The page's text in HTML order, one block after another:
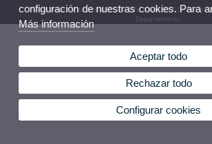
Aviso legal|Accesibilidad|Política privacidad|Cookies
Departamento
configuración de nuestras cookies. Para
Más información
Aceptar todo
Rechazar todo
Configurar cookies